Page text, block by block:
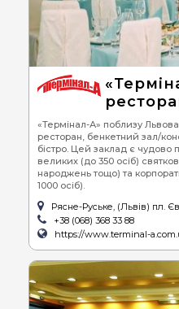
«Термінал-А» поблизу
ресторан, бенкетний зал/
бістро. Цей заклад є чудово
великих (до 350 осіб)
народжень тощо) та
1000 осіб).
Рясне-Руське, (Львів) пл.
+38 (068) 368 33 88
https://www.terminal-